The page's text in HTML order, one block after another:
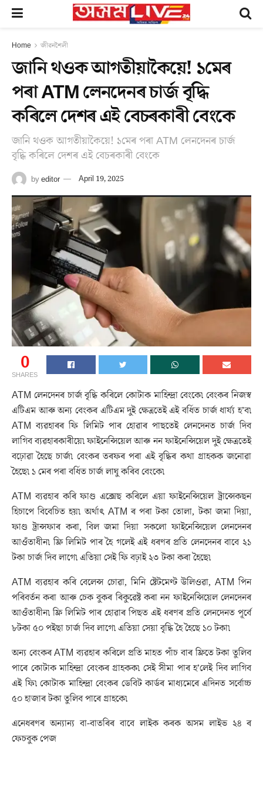
Home জীৱনশৈলী
জানি থওক আগতীয়াকৈয়ে! ১মেৰ
পৰা ATM লেনদেনৰ চাৰ্জ বৃদ্ধি
কৰিলে দেশৰ এই বেচৰকাৰী বেংকে
জানি থওক আগতীয়াকৈয়ে! ১মেৰ পৰা ATM লেনদেনৰ চাৰ্জ
বৃদ্ধি কৰিলে দেশৰ এই বেচৰকাৰী বেংকে
byeditor April 19, 2025
0
SHARES
ATM লেনদেনৰ চাৰ্জ বৃদ্ধি কৰিলে কোটাক মাহিন্দ্ৰা বেংকে৷ বেংকৰ নিজস্ব
এটিএম আৰু অন্য বেংকৰ এটিএম দুই ক্ষেত্ৰতেই এই বৰ্ধিত চাৰ্জ ধাৰ্য্য হ’ব৷
ATM ব্যৱহাৰৰ ফি লিমিট পাৰ হোৱাৰ পাছতেই লেনদেনত চাৰ্জ দিব
লাগিব ব্যৱহাৰকাৰীয়ে৷ ফাইনেন্সিয়েল আৰু নন ফাইনেন্সিয়েল দুই ক্ষেত্ৰতেই
বঢ়োৱা হৈছে চাৰ্জ৷ বেংকৰ তৰফৰ পৰা এই বৃদ্ধিৰ কথা গ্ৰাহকক জনোৱা
হৈছে৷ ১ মেৰ পৰা বৰ্ধিত চাৰ্জ লাঘু কৰিব বেংকে৷
ATM ব্যৱহাৰ কৰি ফাণ্ড এক্সেছ কৰিলে এয়া ফাইনেন্সিয়েল ট্ৰান্সেকছন
হিচাপে বিবেচিত হয়৷ অৰ্থাৎ ATM ৰ পৰা টকা তোলা, টকা জমা দিয়া,
ফাণ্ড ট্ৰান্সফাৰ কৰা, বিল জমা দিয়া সকলো ফাইনেন্সিয়েল লেনদেনৰ
আওঁতাধীন৷ ফ্ৰি লিমিট পাৰ হৈ গলেই এই ধৰণৰ প্ৰতি লেনদেনৰ বাবে ২১
টকা চাৰ্জ দিব লাগে৷ এতিয়া সেই ফি বঢ়াই ২৩ টকা কৰা হৈছে৷
ATM ব্যৱহাৰ কৰি বেলেন্স চোৱা, মিনি ষ্টেটমেণ্ট উলিওৱা, ATM পিন
পৰিবৰ্তন কৰা আৰু চেক বুকৰ ৰিকুৱেষ্ট কৰা নন ফাইনেন্সিয়েল লেনদেনৰ
আওঁতাধীন৷ ফ্ৰি লিমিট পাৰ হোৱাৰ পিছত এই ধৰণৰ প্ৰতি লেনদেনত পূৰ্বে
৮টকা ৫০ পইছা চাৰ্জ দিব লাগে৷ এতিয়া সেয়া বৃদ্ধি হৈ হৈছে ১০ টকা৷
অন্য বেংকৰ ATM ব্যৱহাৰ কৰিলে প্ৰতি মাহত পাঁচ বাৰ ফ্ৰিতে টকা তুলিব
পাৰে কোটাক মাহিন্দ্ৰা বেংকৰ গ্ৰাহকক৷ সেই সীমা পাৰ হ’লেই দিব লাগিব
এই ফি৷ কোটাক মাহিন্দ্ৰা বেংকৰ ডেবিট কাৰ্ডৰ মাধ্যমেৰে এদিনত সৰ্বোচ্চ
৫০ হাজাৰ টকা তুলিব পাৰে গ্ৰাহকে৷
এনেধৰণৰ অন্যান্য বা-বাতৰিৰ বাবে লাইক কৰক অসম লাইভ ২৪ ৰ
ফেচবুক পেজ